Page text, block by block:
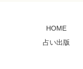
HOME
占い出版